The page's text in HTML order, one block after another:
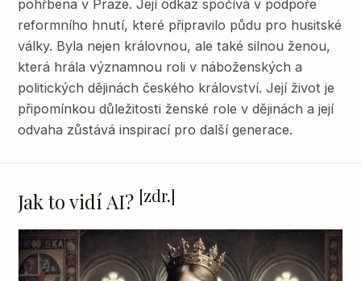
pohřbena v Praze. Její odkaz spočívá v podpoře
reformního hnutí, které připravilo půdu pro husitské
války. Byla nejen královnou, ale také silnou ženou,
která hrála významnou roli v náboženských a
politických dějinách českého království. Její život je
připomínkou důležitosti ženské role v dějinách a její
odvaha zůstává inspirací pro další generace.
Jak to vidí AI? [zdr.]